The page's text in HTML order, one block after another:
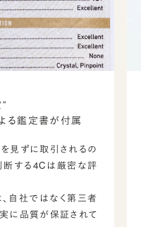
る鑑定書が付属
見ずに取引されるの
断する4Cは厳密な評
自社ではなく第三者
に品質が保証されて